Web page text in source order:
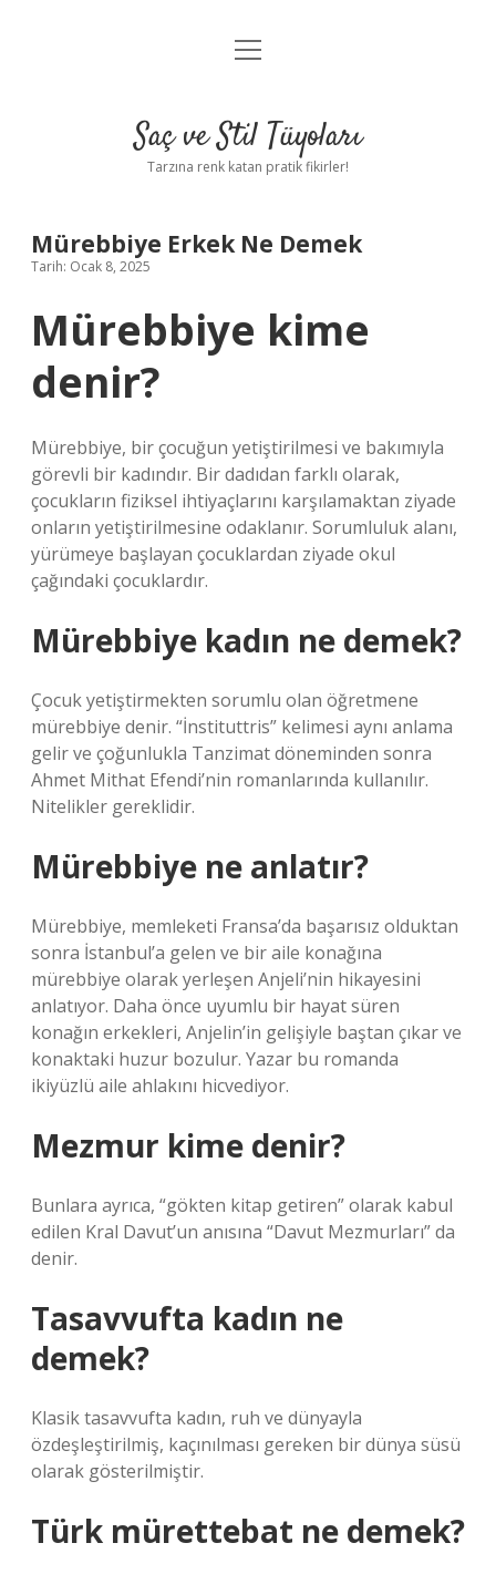
Anasayfa
Yasal Uyarı
menüyü
Saç ve Stil Tüyoları
Tarzına renk katan pratik fikirler!
Mürebbiye Erkek Ne Demek
Tarih: Ocak 8, 2025
Mürebbiye kime
denir?
Mürebbiye, bir çocuğun yetiştirilmesi ve bakımıyla
görevli bir kadındır. Bir dadıdan farklı olarak,
çocukların fiziksel ihtiyaçlarını karşılamaktan ziyade
onların yetiştirilmesine odaklanır. Sorumluluk alanı,
yürümeye başlayan çocuklardan ziyade okul
çağındaki çocuklardır.
Mürebbiye kadın ne demek?
Çocuk yetiştirmekten sorumlu olan öğretmene
mürebbiye denir. “İnstituttris” kelimesi aynı anlama
gelir ve çoğunlukla Tanzimat döneminden sonra
Ahmet Mithat Efendi’nin romanlarında kullanılır.
Nitelikler gereklidir.
Mürebbiye ne anlatır?
Mürebbiye, memleketi Fransa’da başarısız olduktan
sonra İstanbul’a gelen ve bir aile konağına
mürebbiye olarak yerleşen Anjeli’nin hikayesini
anlatıyor. Daha önce uyumlu bir hayat süren
konağın erkekleri, Anjelin’in gelişiyle baştan çıkar ve
konaktaki huzur bozulur. Yazar bu romanda
ikiyüzlü aile ahlakını hicvediyor.
Mezmur kime denir?
Bunlara ayrıca, “gökten kitap getiren” olarak kabul
edilen Kral Davut’un anısına “Davut Mezmurları” da
denir.
Tasavvufta kadın ne
demek?
Klasik tasavvufta kadın, ruh ve dünyayla
özdeşleştirilmiş, kaçınılması gereken bir dünya süsü
olarak gösterilmiştir.
Türk mürettebat ne demek?